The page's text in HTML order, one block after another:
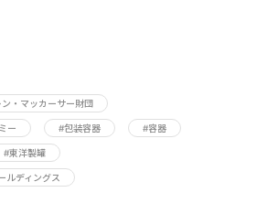
・マッカーサー財団
ー #包装容器 #容器
#東洋製罐
ルディングス